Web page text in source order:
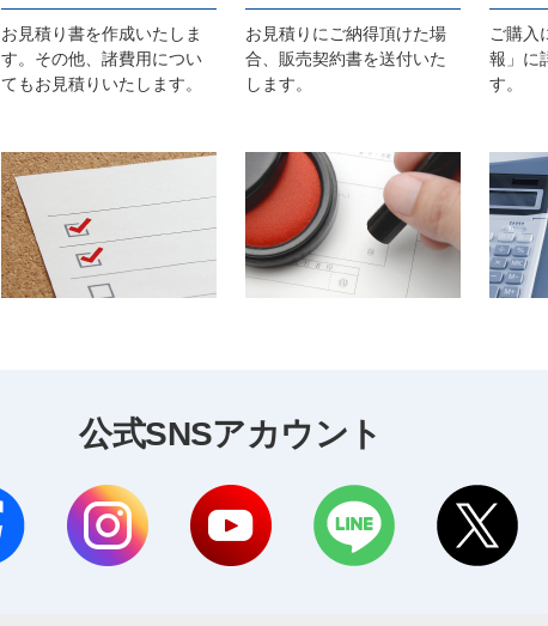
お見積り書を作成いたしま
す。その他、諸費用につい
てもお見積りいたします。
お見積りにご納得頂けた場
合、販売契約書を送付いた
します。
ご購入
報」に
す。
公式SNSアカウント